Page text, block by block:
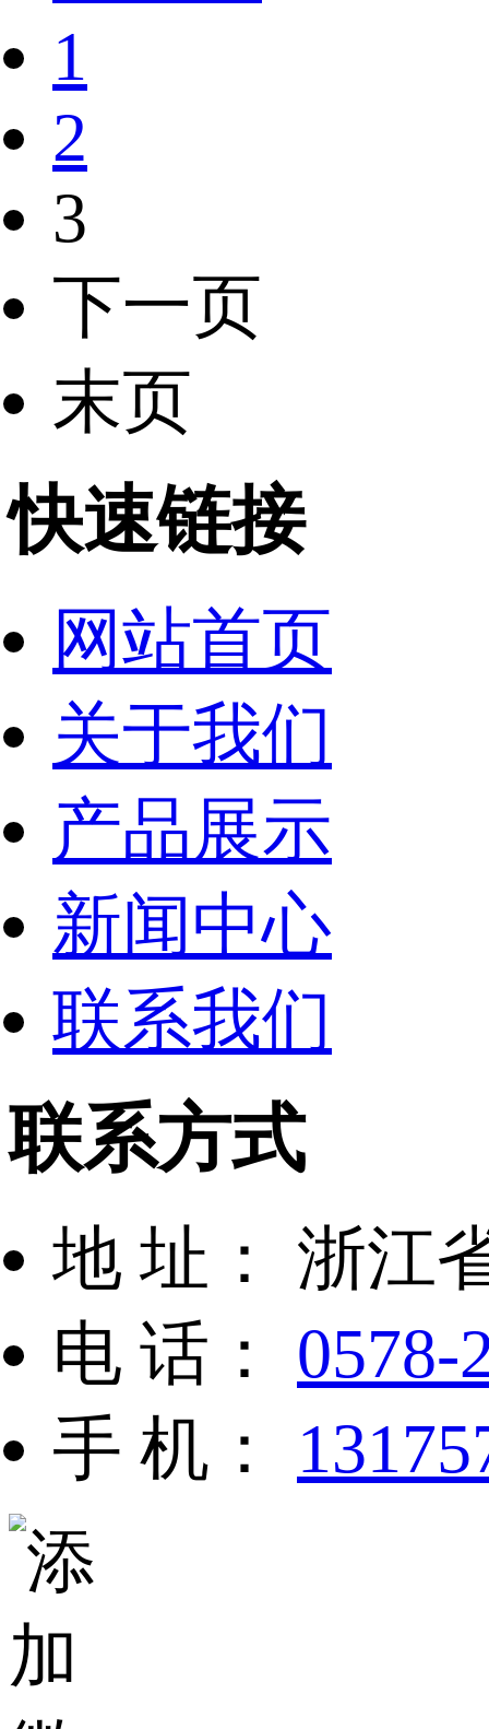
1
2
3
下一页
末页
快速链接
网站首页
关于我们
产品展示
新闻中心
联系我们
联系方式
地 址：
浙江
电 话：
0578-
手 机：